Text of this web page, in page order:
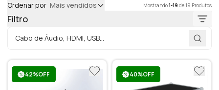
Ordenar por Mais vendidos Mostrando1-19 de 19 Produtos
Filtro
42%OFF 40%OFF